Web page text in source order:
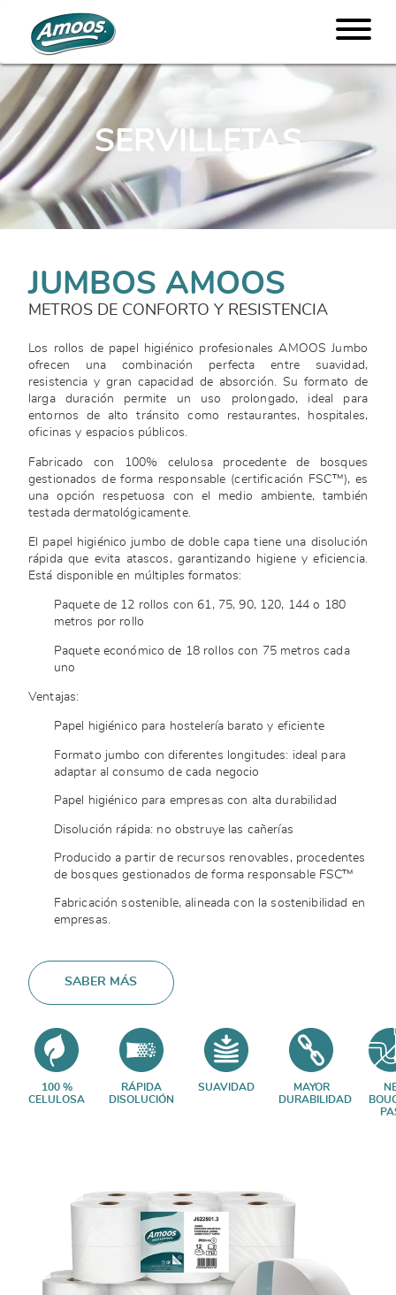
SERVILLETAS
JUMBOS AMOOS
METROS DE CONFORTO Y RESISTENCIA
Los rollos de papel higiénico profesionales AMOOS Jumbo
ofrecen una combinación perfecta entre suavidad,
resistencia y gran capacidad de absorción. Su formato de
larga duración permite un uso prolongado, ideal para
entornos de alto tránsito como restaurantes, hospitales,
oficinas y espacios públicos.
Fabricado con 100% celulosa procedente de bosques
gestionados de forma responsable (certificación FSC™), es
una opción respetuosa con el medio ambiente, también
testada dermatológicamente.
El papel higiénico jumbo de doble capa tiene una disolución
rápida que evita atascos, garantizando higiene y eficiencia.
Está disponible en múltiples formatos:
Paquete de 12 rollos con 61, 75, 90, 120, 144 o 180
metros por rollo
Paquete económico de 18 rollos con 75 metros cada
uno
Ventajas:
Papel higiénico para hostelería barato y eficiente
Formato jumbo con diferentes longitudes: ideal para
adaptar al consumo de cada negocio
Papel higiénico para empresas con alta durabilidad
Disolución rápida: no obstruye las cañerías
Producido a partir de recursos renovables, procedentes
de bosques gestionados de forma responsable FSC™
Fabricación sostenible, alineada con la sostenibilidad en
empresas.
SABER MÁS
100 %
CELULOSA
RÁPIDA
DISOLUCIÓN
SUAVIDAD
MAYOR
DURABILIDAD